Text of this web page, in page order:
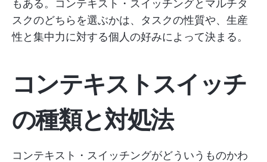
もある。コンテキスト・スイッチングとマルチタ
スクのどちらを選ぶかは、タスクの性質や、生産
性と集中力に対する個人の好みによって決まる。
コンテキストスイッチ
の種類と対処法
コンテキスト・スイッチングがどういうものかわ